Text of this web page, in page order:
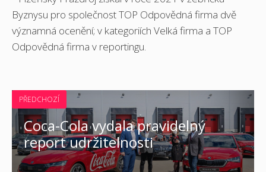
Byznysu pro společnost TOP Odpovědná firma dvě
významná ocenění; v kategoriích Velká firma a TOP
Odpovědná firma v reportingu.
PŘEDCHOZÍ
Coca-Cola vydala pravidelný
report udržitelnosti